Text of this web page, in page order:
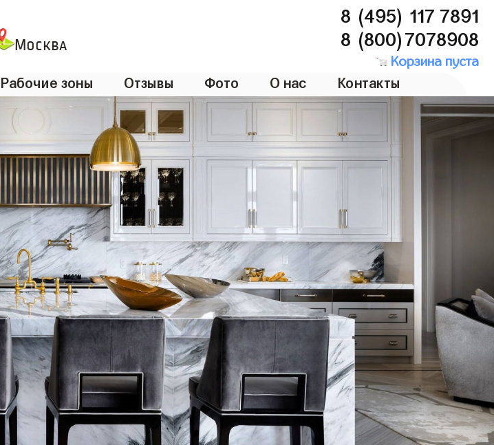
Москва
8 (495) 117 7891
8 (800)7078908
Корзина пуста
Рабочие зоны Отзывы Фото О нас Контакты